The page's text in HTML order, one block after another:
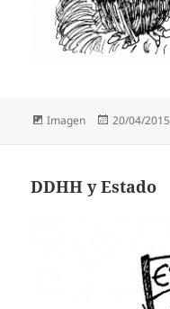
Formato
Imagen
Publicado
20/04/2015
DDHH y Estado